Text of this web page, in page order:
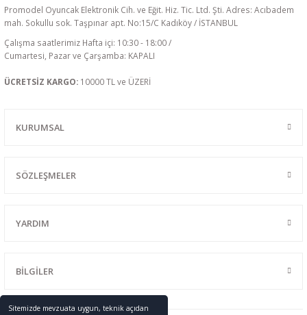
Sitemizde mevzuata uygun, teknik açıdan
Promodel Oyuncak Elektronik Cih. ve Eğit. Hiz. Tic. Ltd. Şti. Adres: Acıbadem
mah. Sokullu sok. Taşpınar apt. No:15/C Kadıköy / İSTANBUL
Çalışma saatlerimiz Hafta içi: 10:30 - 18:00 /
Cumartesi, Pazar ve Çarşamba: KAPALI
ÜCRETSİZ KARGO: 10000 TL ve ÜZERİ
KURUMSAL
SÖZLEŞMELER
YARDIM
BİLGİLER